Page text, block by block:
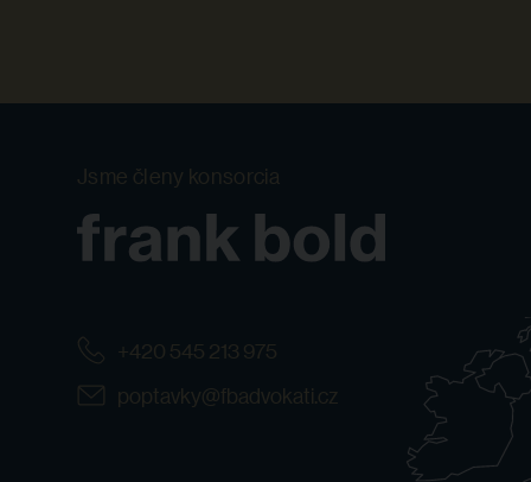
Jsme členy konsorcia
+420 545 213 975
poptavky@fbadvokati.cz